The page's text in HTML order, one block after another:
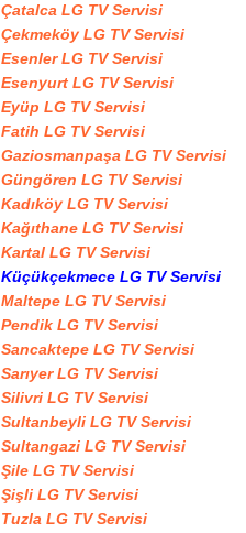
Çatalca LG TV Servisi
Çekmeköy LG TV Servisi
Esenler LG TV Servisi
Esenyurt LG TV Servisi
Eyüp LG TV Servisi
Fatih LG TV Servisi
Gaziosmanpaşa LG TV Servisi
Güngören LG TV Servisi
Kadıköy LG TV Servisi
Kağıthane LG TV Servisi
Kartal LG TV Servisi
Küçükçekmece LG TV Servisi
Maltepe LG TV Servisi
Pendik LG TV Servisi
Sancaktepe LG TV Servisi
Sarıyer LG TV Servisi
Silivri LG TV Servisi
Sultanbeyli LG TV Servisi
Sultangazi LG TV Servisi
Şile LG TV Servisi
Şişli LG TV Servisi
Tuzla LG TV Servisi